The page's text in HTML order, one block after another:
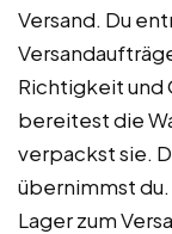
Versand. Du
Richtigkeit und
bereitest die
verpackst sie.
übernimmst
Lager zum